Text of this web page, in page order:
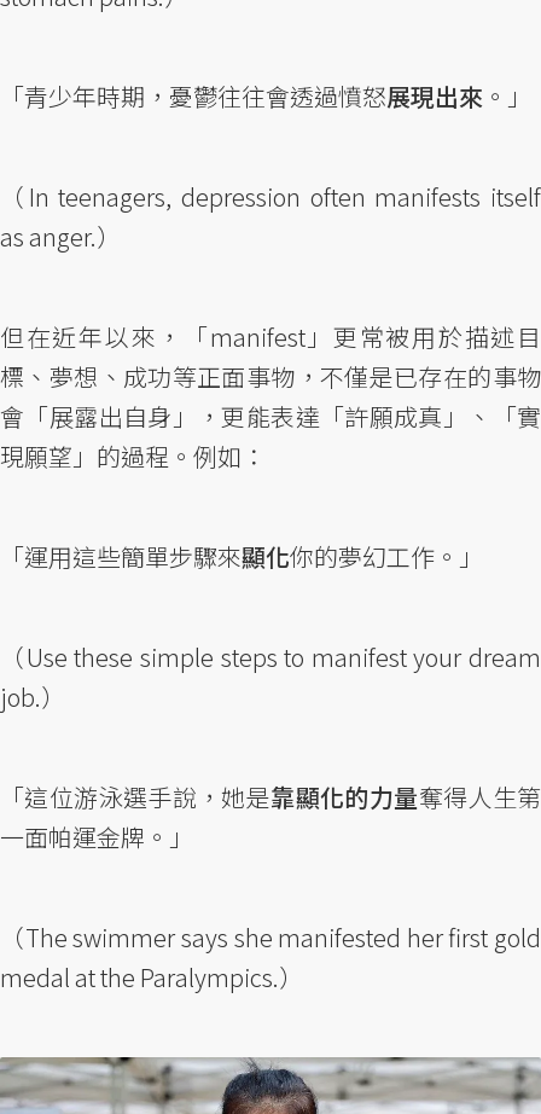
「青少年時期，憂鬱往往會透過憤怒展現出來 。」
（In teenagers, depression often manifests itself
as anger.）
但在近年以來，「manifest」更常被用於描述目
標、夢想、成功等正面事物，不僅是已存在的事物
會「展露出自身」，更能表達「許願成真」、「實
現願望」的過程。例如：
「運用這些簡單步驟來顯化你的夢幻工作。」
（Use these simple steps to manifest your dream
job.）
「這位游泳選手說，她是靠顯化的力量奪得人生第
一面帕運金牌。」
（The swimmer says she manifested her first gold
medal at the Paralympics.）